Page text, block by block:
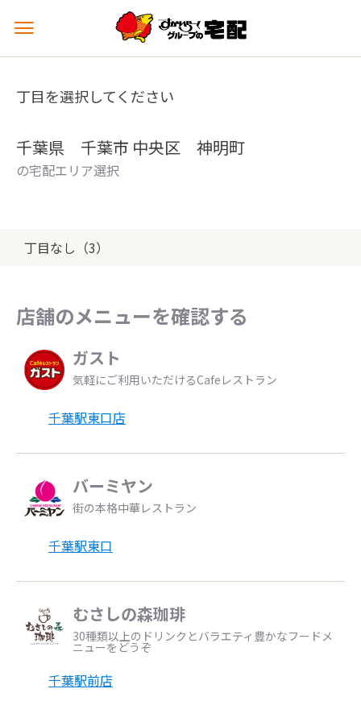
メ
ュ
を
丁目を選択してください
千葉県 千葉市 中央区 神明町
の宅配エリア選択
丁目なし（3）
店舗のメニューを確認する
ガスト
気軽にご利用いただけるCafeレストラン
千葉駅東口店
バーミヤン
街の本格中華レストラン
千葉駅東口
むさしの森珈琲
30種類以上のドリンクとバラエティ豊かなフードメ
ニューをどうぞ
千葉駅前店